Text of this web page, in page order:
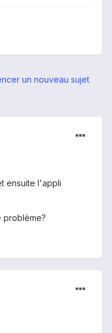
un nouveau sujet
ensuite l'appli
problème?